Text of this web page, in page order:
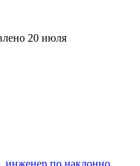
20 июля
инженер по наклонно